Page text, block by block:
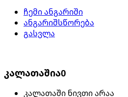
ჩემი ანგარიში
ანგარიშსწორება
გასვლა
კალათაშია0
კალათაში ნივთი არაა